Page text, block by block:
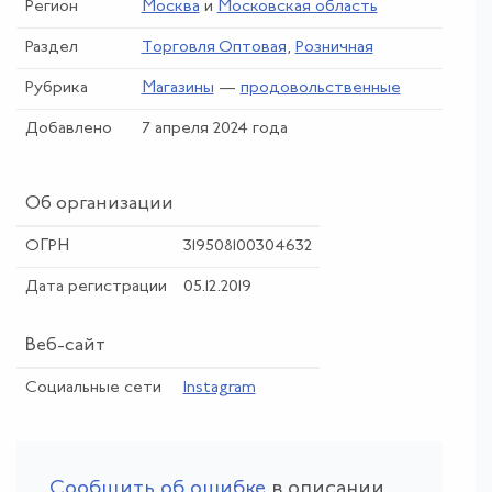
Регион Москва и Московская область
Раздел Торговля Оптовая, Розничная
Рубрика Магазины — продовольственные
Добавлено 7 апреля 2024 года
Об организации
ОГРН 319508100304632
Дата регистрации 05.12.2019
Веб-сайт
Социальные сети Instagram